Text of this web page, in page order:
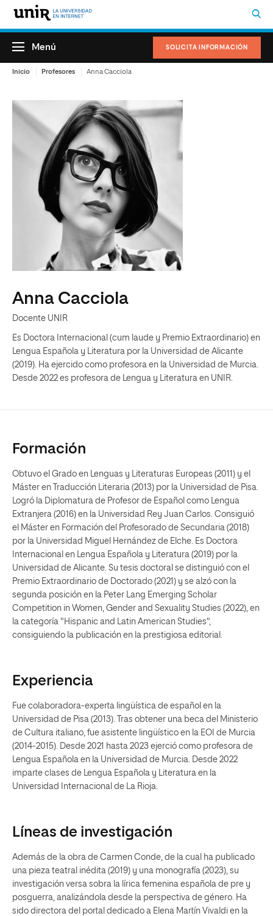
SOLICITA INFORMACIÓN
Menú
Inicio Profesores Anna Cacciola
Anna Cacciola
Docente UNIR
Es Doctora Internacional (cum laude y Premio Extraordinario) en
Lengua Española y Literatura por la Universidad de Alicante
(2019). Ha ejercido como profesora en la Universidad de Murcia.
Desde 2022 es profesora de Lengua y Literatura en UNIR.
Formación
Obtuvo el Grado en Lenguas y Literaturas Europeas (2011) y el
Máster en Traducción Literaria (2013) por la Universidad de Pisa.
Logró la Diplomatura de Profesor de Español como Lengua
Extranjera (2016) en la Universidad Rey Juan Carlos. Consiguió
el Máster en Formación del Profesorado de Secundaria (2018)
por la Universidad Miguel Hernández de Elche. Es Doctora
Internacional en Lengua Española y Literatura (2019) por la
Universidad de Alicante. Su tesis doctoral se distinguió con el
Premio Extraordinario de Doctorado (2021) y se alzó con la
segunda posición en la Peter Lang Emerging Scholar
Competition in Women, Gender and Sexuality Studies (2022), en
la categoría "Hispanic and Latin American Studies",
consiguiendo la publicación en la prestigiosa editorial.
Experiencia
Fue colaboradora-experta lingüística de español en la
Universidad de Pisa (2013). Tras obtener una beca del Ministerio
de Cultura italiano, fue asistente lingüístico en la EOI de Murcia
(2014-2015). Desde 2021 hasta 2023 ejerció como profesora de
Lengua Española en la Universidad de Murcia. Desde 2022
imparte clases de Lengua Española y Literatura en la
Universidad Internacional de La Rioja.
Líneas de investigación
Además de la obra de Carmen Conde, de la cual ha publicado
una pieza teatral inédita (2019) y una monografía (2023), su
investigación versa sobra la lírica femenina española de pre y
posguerra, analizándola desde la perspectiva de género. Ha
sido directora del portal dedicado a Elena Martín Vivaldi en la